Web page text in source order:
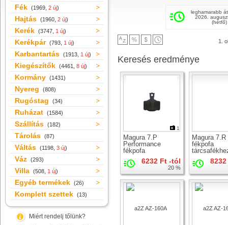
Fék (1969, 2 új)
Hajtás (1960, 2 új)
Kerék (3747, 1 új)
Kerékpár (793, 1 új)
Karbantartás (1913, 1 új)
Kiegészítők (4461, 8 új)
Kormány (1431)
Nyereg (808)
Rugóstag (34)
Ruházat (1584)
Szállítás (182)
Tárolás (87)
Váltás (1198, 3 új)
Váz (293)
Villa (508, 1 új)
Egyéb termékek (26)
Komplett szettek (13)
Miért rendelj tőlünk?
leghamarabb
2026.
(hétfő)
1.
Keresés eredménye
1
Magura 7.P
Performance
fékpofa
tárcsafékhez
6232 Ft -tól
20 %
Magura 7.R
fékpofa